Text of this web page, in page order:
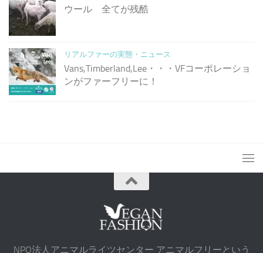
ウール 全てが残酷
リアルファーの実態・ニュース
Vans,Timberland,Lee・・・VFコーポレーショ
ンがファーフリーに！
NPO法人アニマルライツセンター アニマルフリーという